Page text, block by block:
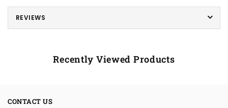
REVIEWS
Recently Viewed Products
CONTACT US